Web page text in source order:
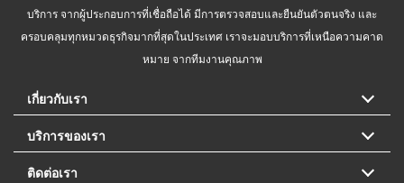
บริการ จากผู้ประกอบการที่เชื่อถือได้ มีการตรวจสอบและยืนยันตัวตนจริง และ
ครอบคลุมทุกหมวดธุรกิจมากที่สุดในประเทศ เราจะมอบบริการที่เหนือความคาด
หมาย จากทีมงานคุณภาพ
เกี่ยวกับเรา
บริการของเรา
ติดต่อเรา